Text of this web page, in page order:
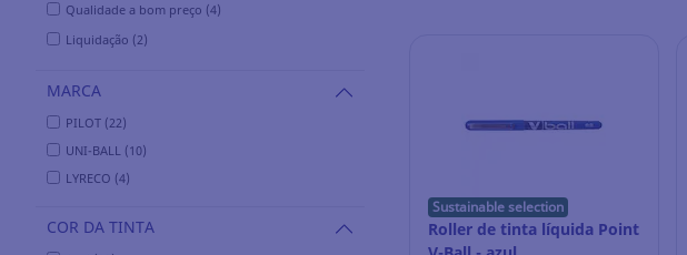
Qualidade a bom preço (4)
Liquidação (2)
MARCA
PILOT (22)
UNI-BALL (10)
LYRECO (4)
COR DA TINTA
Sustainable selection
Roller de tinta líquida Point